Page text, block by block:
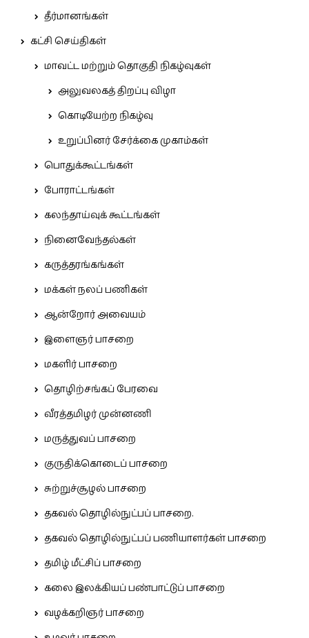
தீர்மானங்கள்
கட்சி செய்திகள்
மாவட்ட மற்றும் தொகுதி நிகழ்வுகள்
அலுவலகத் திறப்பு விழா
கொடியேற்ற நிகழ்வு
உறுப்பினர் சேர்க்கை முகாம்கள்
பொதுக்கூட்டங்கள்
போராட்டங்கள்
கலந்தாய்வுக் கூட்டங்கள்
நினைவேந்தல்கள்
கருத்தரங்கங்கள்
மக்கள் நலப் பணிகள்
ஆன்றோர் அவையம்
இளைஞர் பாசறை
மகளிர் பாசறை
தொழிற்சங்கப் பேரவை
வீரத்தமிழர் முன்னணி
மருத்துவப் பாசறை
குருதிக்கொடைப் பாசறை
சுற்றுச்சூழல் பாசறை
தகவல் தொழில்நுட்பப் பாசறை.
தகவல் தொழில்நுட்பப் பணியாளர்கள் பாசறை
தமிழ் மீட்சிப் பாசறை
கலை இலக்கியப் பண்பாட்டுப் பாசறை
வழக்கறிஞர் பாசறை